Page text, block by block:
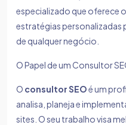
especializado que oferece
estratégias personalizadas
de qualquer negócio.
O Papel de um Consultor
O consultor SEOé um
analisa, planeja e
sites. O seu trabalho visa